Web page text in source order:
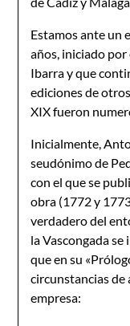
Estamos ante un
años, iniciado
Ibarra y que
ediciones de
XIX fueron
Inicialmente,
seudónimo de
con el que se
obra (1772 y
verdadero del
la Vascongada
que en su
circunstancias de
empresa: